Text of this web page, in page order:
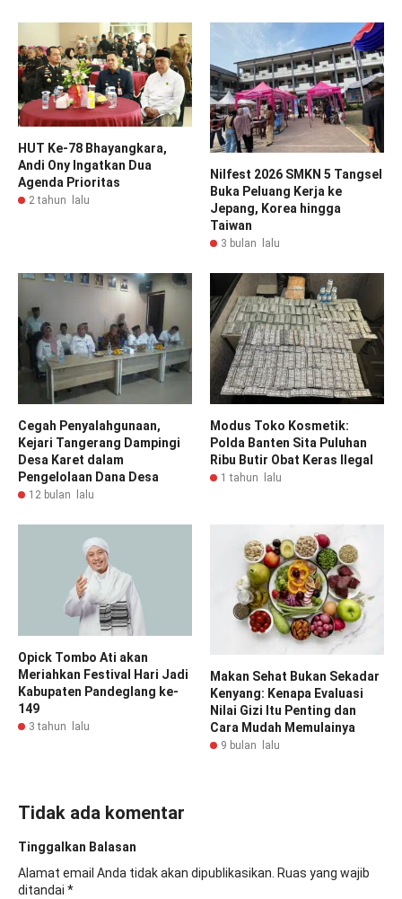
HUT Ke-78 Bhayangkara,
Andi Ony Ingatkan Dua
Agenda Prioritas
2 tahun lalu
Nilfest 2026 SMKN 5 Tangsel
Buka Peluang Kerja ke
Jepang, Korea hingga
Taiwan
3 bulan lalu
Cegah Penyalahgunaan,
Kejari Tangerang Dampingi
Desa Karet dalam
Pengelolaan Dana Desa
12 bulan lalu
Modus Toko Kosmetik:
Polda Banten Sita Puluhan
Ribu Butir Obat Keras Ilegal
1 tahun lalu
Opick Tombo Ati akan
Meriahkan Festival Hari Jadi
Kabupaten Pandeglang ke-
149
3 tahun lalu
Makan Sehat Bukan Sekadar
Kenyang: Kenapa Evaluasi
Nilai Gizi Itu Penting dan
Cara Mudah Memulainya
9 bulan lalu
Tidak ada komentar
Tinggalkan Balasan
Alamat email Anda tidak akan dipublikasikan. Ruas yang wajib
ditandai *